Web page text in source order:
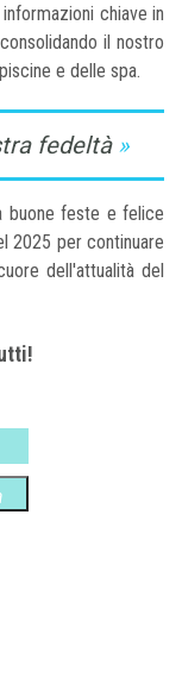
chiave in
il nostro
e delle spa.
fedeltà
buone feste e felice
2025 per continuare
dell'attualità del